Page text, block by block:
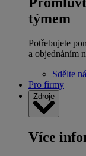
týmem
Potřebujete
a objednáním
Sdělte
Pro firmy
Zdroje
Více